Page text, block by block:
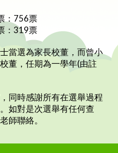
：756票
：319票
當選為家長校董，而曾小
董，任期為一學年(由註
同時感謝所有在選舉過程
如對是次選舉有任何查
師聯絡。